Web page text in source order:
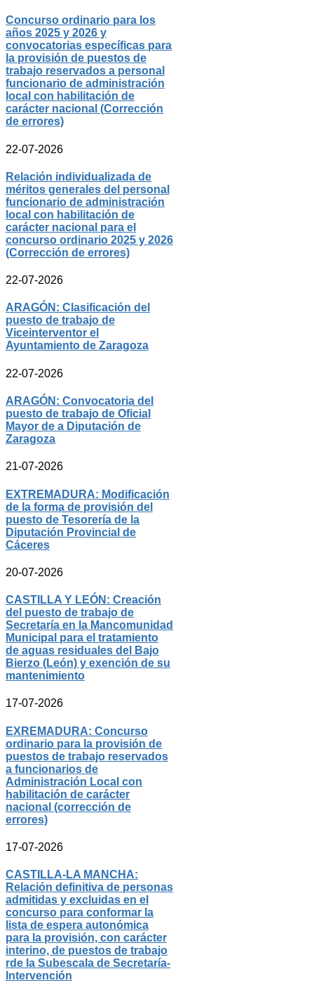
Concurso ordinario para los
años 2025 y 2026 y
convocatorias específicas para
la provisión de puestos de
trabajo reservados a personal
funcionario de administración
local con habilitación de
carácter nacional (Corrección
de errores)
22-07-2026
Relación individualizada de
méritos generales del personal
funcionario de administración
local con habilitación de
carácter nacional para el
concurso ordinario 2025 y 2026
(Corrección de errores)
22-07-2026
ARAGÓN: Clasificación del
puesto de trabajo de
Viceinterventor el
Ayuntamiento de Zaragoza
22-07-2026
ARAGÓN: Convocatoria del
puesto de trabajo de Oficial
Mayor de a Diputación de
Zaragoza
21-07-2026
EXTREMADURA: Modificación
de la forma de provisión del
puesto de Tesorería de la
Diputación Provincial de
Cáceres
20-07-2026
CASTILLA Y LEÓN: Creación
del puesto de trabajo de
Secretaría en la Mancomunidad
Municipal para el tratamiento
de aguas residuales del Bajo
Bierzo (León) y exención de su
mantenimiento
17-07-2026
EXREMADURA: Concurso
ordinario para la provisión de
puestos de trabajo reservados
a funcionarios de
Administración Local con
habilitación de carácter
nacional (corrección de
errores)
17-07-2026
CASTILLA-LA MANCHA:
Relación definitiva de personas
admitidas y excluidas en el
concurso para conformar la
lista de espera autonómica
para la provisión, con carácter
interino, de puestos de trabajo
rde la Subescala de Secretaría-
Intervención